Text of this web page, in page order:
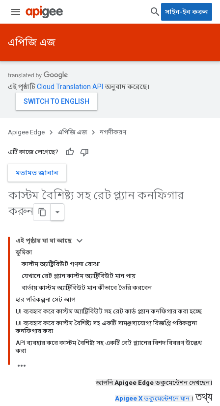
সাইন-ইন করুন
এপিজি এজ
এই পৃষ্ঠাটিCloud Translation API অনুবাদ করেছে।
Apigee Edge এপিজি এজ নগদীকরণ
এটি কাজে লেগেছে?
মতামত জানান
কাস্টম বৈশিষ্ট্য সহ রেট প্ল্যান কনফিগার
করুন
এই পৃষ্ঠায় যা যা আছে
ভূমিকা
কাস্টম অ্যাট্রিবিউট গণনা বোঝা
যেখানে রেট প্ল্যান কাস্টম অ্যাট্রিবিউট মান পায়
বার্তায় কাস্টম অ্যাট্রিবিউট মান কীভাবে তৈরি করবেন
হার পরিকল্পনা সেট আপ
UI ব্যবহার করে কাস্টম অ্যাট্রিবিউট সহ রেট কার্ড প্ল্যান কনফিগার করা হচ্ছে
UI ব্যবহার করে কাস্টম বৈশিষ্ট্য সহ একটি সামঞ্জস্যযোগ্য বিজ্ঞপ্তি পরিকল্পনা
কনফিগার করা
API ব্যবহার করে কাস্টম বৈশিষ্ট্য সহ একটি রেট প্ল্যানের বিশদ বিবরণ উল্লেখ
করা
আপনিApigee Edge ডকুমেন্টেশন দেখছেন।
Apigee X ডকুমেন্টেশনে যান। তথ্য